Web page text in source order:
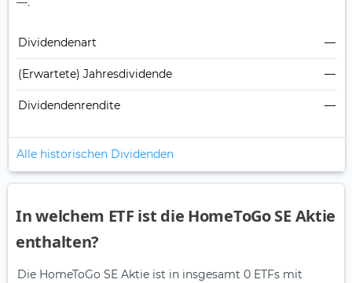
Dividendenart —
(Erwartete) Jahresdividende —
Dividendenrendite —
Alle historischen Dividenden
In welchem ETF ist die HomeToGo SE Aktie
enthalten?
Die HomeToGo SE Aktie ist in insgesamt 0 ETFs mit